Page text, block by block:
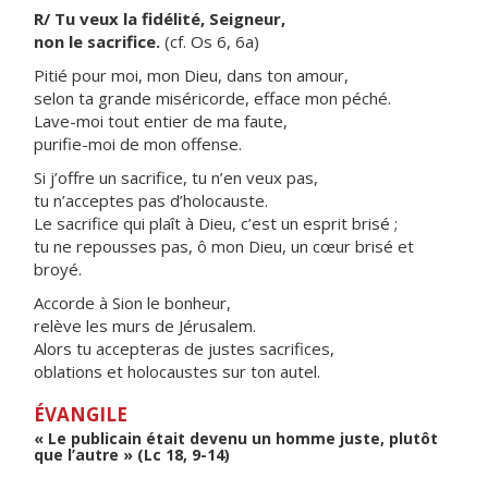
R/ Tu veux la fidélité, Seigneur,
non le sacrifice. (cf. Os 6, 6a)
Pitié pour moi, mon Dieu, dans ton amour,
selon ta grande miséricorde, efface mon péché.
Lave-moi tout entier de ma faute,
purifie-moi de mon offense.
Si j’offre un sacrifice, tu n’en veux pas,
tu n’acceptes pas d’holocauste.
Le sacrifice qui plaît à Dieu, c’est un esprit brisé ;
tu ne repousses pas, ô mon Dieu, un cœur brisé et
broyé.
Accorde à Sion le bonheur,
relève les murs de Jérusalem.
Alors tu accepteras de justes sacrifices,
oblations et holocaustes sur ton autel.
ÉVANGILE
« Le publicain était devenu un homme juste, plutôt
que l’autre » (Lc 18, 9-14)